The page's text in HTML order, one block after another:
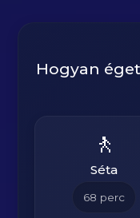
Hogyan
🚶
Séta
68 perc